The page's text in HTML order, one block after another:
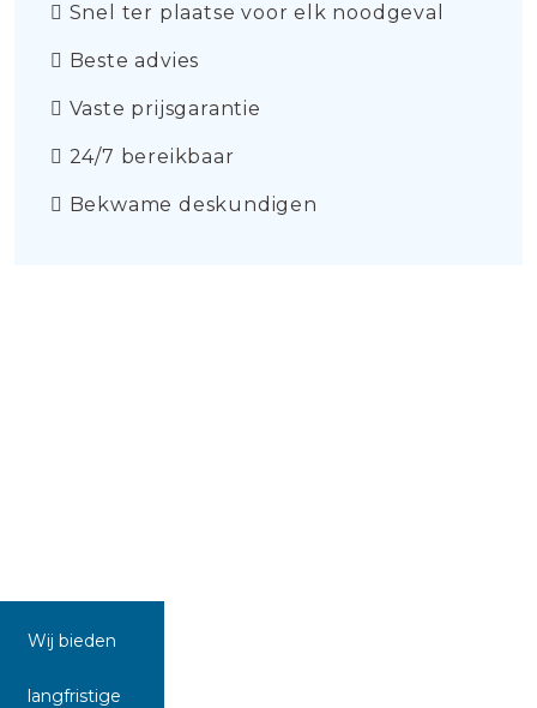
Snel ter plaatse voor elk noodgeval
Beste advies
Vaste prijsgarantie
24/7 bereikbaar
Bekwame deskundigen
Wij bieden
langfristige